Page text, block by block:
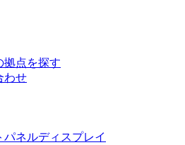
拠点を探す
わせ
パネルディスプレイ